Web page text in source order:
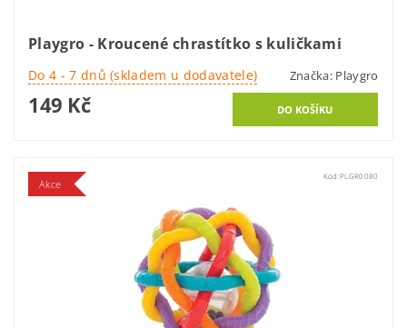
Playgro - Kroucené chrastítko s kuličkami
Do 4 - 7 dnů (skladem u dodavatele) Značka: Playgro
149 Kč
Akce
Kód: PLGR0080